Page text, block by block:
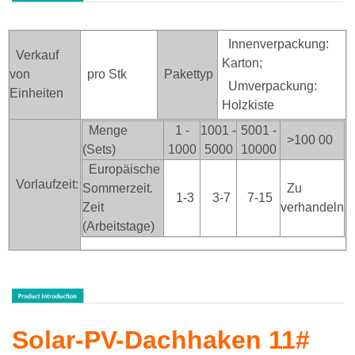
Verkauf
von
Einheiten
pro Stk Pakettyp
Innenverpackung:
Karton;
Umverpackung:
Holzkiste
Vorlaufzeit:
Menge
(Sets)
1 -
1000
1001 -
5000
5001 -
10000
>100 00
Europäische
Sommerzeit.
Zeit
(Arbeitstage)
1-3 3-7 7-15
Zu
verhandeln
Solar-PV-Dachhaken 11#